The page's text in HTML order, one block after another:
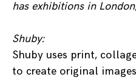
has exhibitions in
Shuby:
Shuby uses print,
to create original